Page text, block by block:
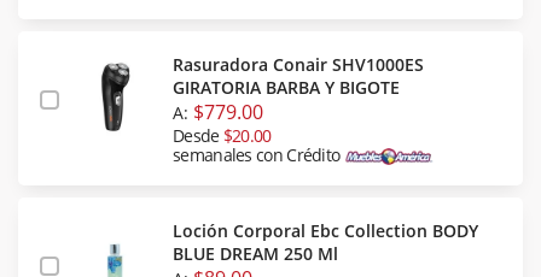
Rasuradora Conair SHV1000ES
GIRATORIA BARBA Y BIGOTE
A: $779.00
Desde $20.00
semanales con Crédito
Loción Corporal Ebc Collection BODY
BLUE DREAM 250 Ml